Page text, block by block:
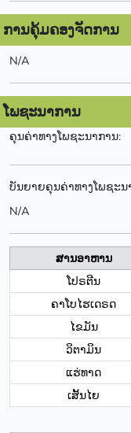
ການຄຸ້ມຄອງຈັດການ
N/A
ໂພຊະນາການ
ຄຸນຄ່າທາງໂພຊະນາການ:
ບັນຍາຍຄຸນຄ່າທາງໂພຊະນ
N/A
ສານອາຫານ
ໂປຣຕີນ
ຄາໂບໄຮເດຣດ
ໄຂມັນ
ວິຕາມິນ
ແຮ່ທາດ
ເສັ້ນໄຍ